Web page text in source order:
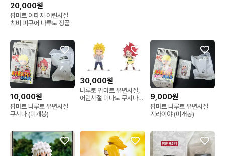
20,000원
팝마트 이타치 어린시절
치비 피규어 나루토 정품
10,000원
팝마트 나루토 유년시절
쿠시나 (미개봉)
30,000원
나루토 팝마트 유년시절,
어린시절 미나토 쿠시나
9,000원
팝마트 나루토 유년시절
지라이야 (미개봉)